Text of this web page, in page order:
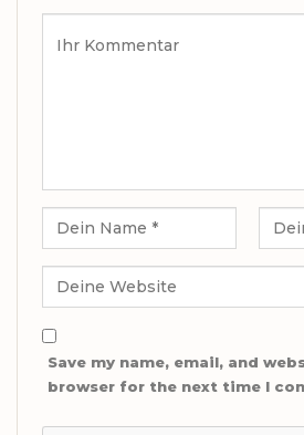
Save my name, email, and
browser for the next time I